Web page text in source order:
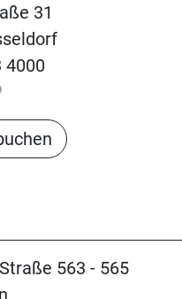
31
4000
563 - 565